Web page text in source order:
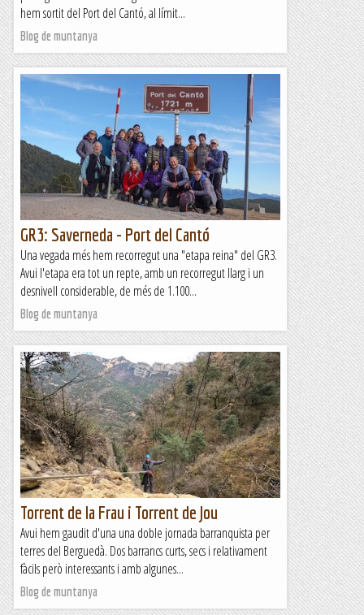
hem sortit del Port del Cantó, al límit...
Blog de muntanya
GR3: Saverneda - Port del Cantó
Una vegada més hem recorregut una "etapa reina" del GR3.
Avui l'etapa era tot un repte, amb un recorregut llarg i un
desnivell considerable, de més de 1.100...
Blog de muntanya
Torrent de la Frau i Torrent de Jou
Avui hem gaudit d'una una doble jornada barranquista per
terres del Berguedà. Dos barrancs curts, secs i relativament
fàcils però interessants i amb algunes...
Blog de muntanya